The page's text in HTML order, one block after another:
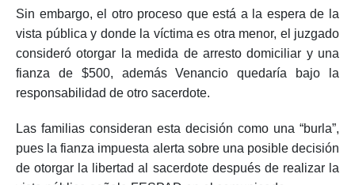
Sin embargo, el otro proceso que está a la espera de la
vista pública y donde la víctima es otra menor, el juzgado
consideró otorgar la medida de arresto domiciliar y una
fianza de $500, además Venancio quedaría bajo la
responsabilidad de otro sacerdote.
Las familias consideran esta decisión como una “burla”,
pues la fianza impuesta alerta sobre una posible decisión
de otorgar la libertad al sacerdote después de realizar la